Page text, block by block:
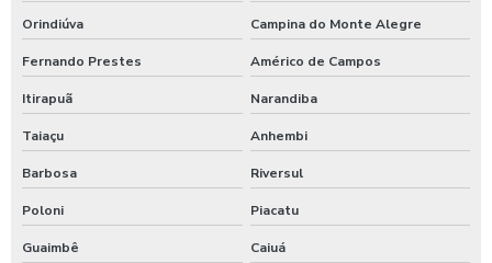
Orindiúva Campina do Monte Alegre
Fernando Prestes Américo de Campos
Itirapuã Narandiba
Taiaçu Anhembi
Barbosa Riversul
Poloni Piacatu
Guaimbê Caiuá